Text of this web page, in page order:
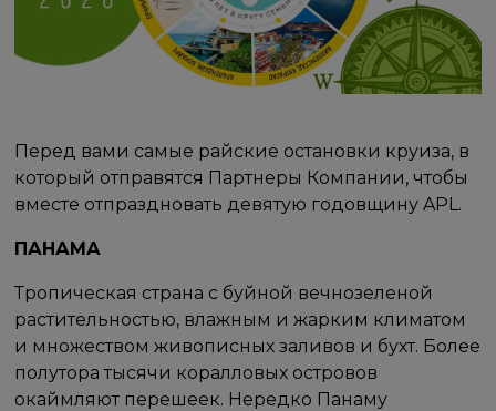
Перед вами самые райские остановки круиза, в
который отправятся Партнеры Компании, чтобы
вместе отпраздновать девятую годовщину APL.
ПАНАМА
Тропическая страна с буйной вечнозеленой
растительностью, влажным и жарким климатом
и множеством живописных заливов и бухт. Более
полутора тысячи коралловых островов
окаймляют перешеек. Нередко Панаму